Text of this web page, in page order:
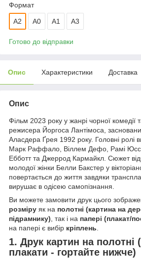
Формат
A2 A0 А1 A3
Готово до відправки
Опис Характеристики Доставка
Опис
Фільм 2023 року у жанрі чорної комедії
режисера Йоргоса Лантімоса,
Аласдера Ґрея 1992 року. Головні ролі
Марк Раффало, Віллем Дефо, Рамі
Ебботт та Джеррод Кармайкл. Сюжет
молодої жінки Белли Бакстер у
повертається до життя завдяки
вирушає в одісею самопізнання.
Ви можете замовити друк цього
розміру як на полотні (картина на
підрамнику) , так і на папері (плакат/
на папері є вибір кріплень
1. Друк картин на полотні
плакати - гортайте нижче)